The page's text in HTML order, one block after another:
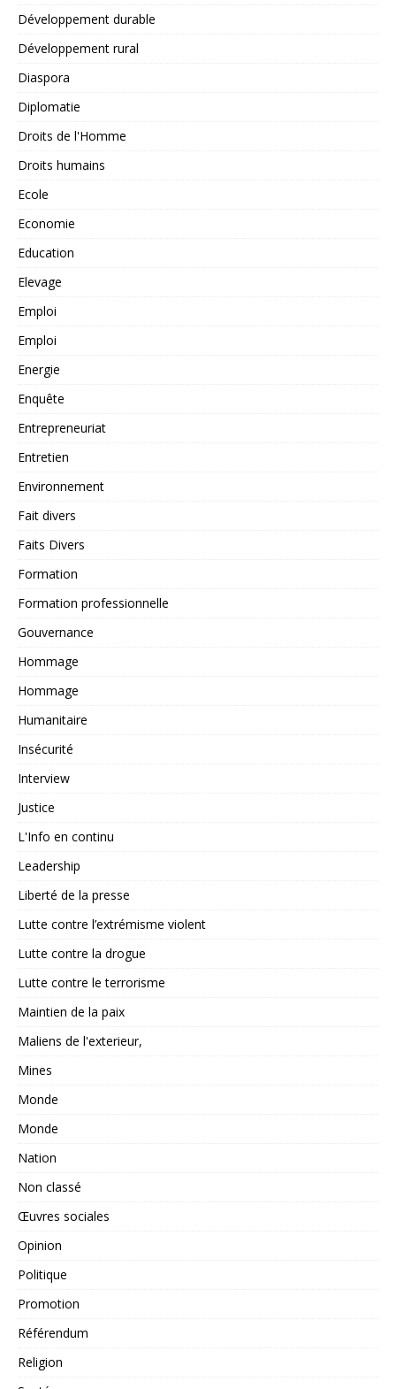
Développement durable
Développement rural
Diaspora
Diplomatie
Droits de l'Homme
Droits humains
Ecole
Economie
Education
Elevage
Emploi
Emploi
Energie
Enquête
Entrepreneuriat
Entretien
Environnement
Fait divers
Faits Divers
Formation
Formation professionnelle
Gouvernance
Hommage
Hommage
Humanitaire
Insécurité
Interview
Justice
L'Info en continu
Leadership
Liberté de la presse
Lutte contre l’extrémisme violent
Lutte contre la drogue
Lutte contre le terrorisme
Maintien de la paix
Maliens de l'exterieur,
Mines
Monde
Monde
Nation
Non classé
Œuvres sociales
Opinion
Politique
Promotion
Référendum
Religion